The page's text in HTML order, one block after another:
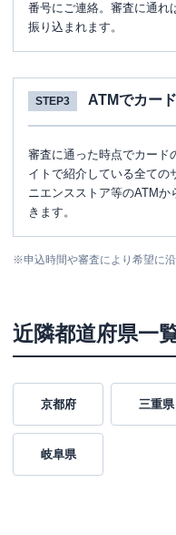
番号にご連絡。審査に通れ
振り込まれます。
STEP3 ATMでカー
審査に通った時点でカード
イトで紹介している全ての
ニエンスストア等のATM
きます。
※申込時間や審査により希望に
近隣都道府県一
京都府 三重県
岐阜県